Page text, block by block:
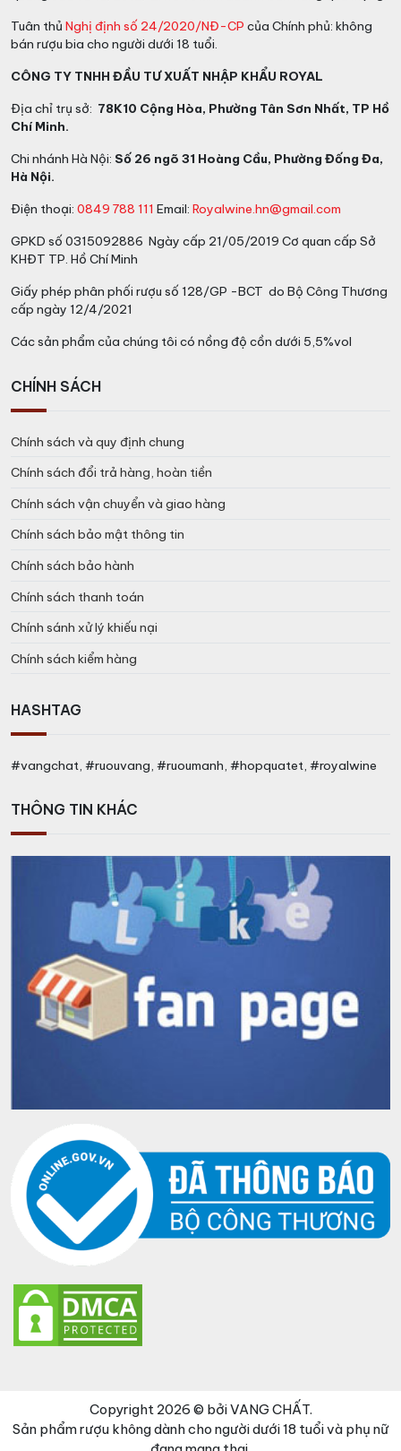
Tuân thủ Nghị định số 24/2020/NĐ-CP của Chính phủ: không
bán rượu bia cho người dưới 18 tuổi.
CÔNG TY TNHH ĐẦU TƯ XUẤT NHẬP KHẨU ROYAL
Địa chỉ trụ sở: 78K10 Cộng Hòa, Phường Tân Sơn Nhất, TP Hồ
Chí Minh.
Chi nhánh Hà Nội: Số 26 ngõ 31 Hoàng Cầu, Phường Đống Đa,
Hà Nội.
Điện thoại: 0849 788 111 Email: Royalwine.hn@gmail.com
GPKD số 0315092886 Ngày cấp 21/05/2019 Cơ quan cấp Sở
KHĐT TP. Hồ Chí Minh
Giấy phép phân phối rượu số 128/GP -BCT do Bộ Công Thương
cấp ngày 12/4/2021
Các sản phẩm của chúng tôi có nồng độ cồn dưới 5,5%vol
CHÍNH SÁCH
Chính sách và quy định chung
Chính sách đổi trả hàng, hoàn tiền
Chính sách vận chuyển và giao hàng
Chính sách bảo mật thông tin
Chính sách bảo hành
Chính sách thanh toán
Chính sánh xử lý khiếu nại
Chính sách kiểm hàng
HASHTAG
#vangchat, #ruouvang, #ruoumanh, #hopquatet, #royalwine
THÔNG TIN KHÁC
Copyright 2026 © bởi VANG CHẤT.
Sản phẩm rượu không dành cho người dưới 18 tuổi và phụ nữ